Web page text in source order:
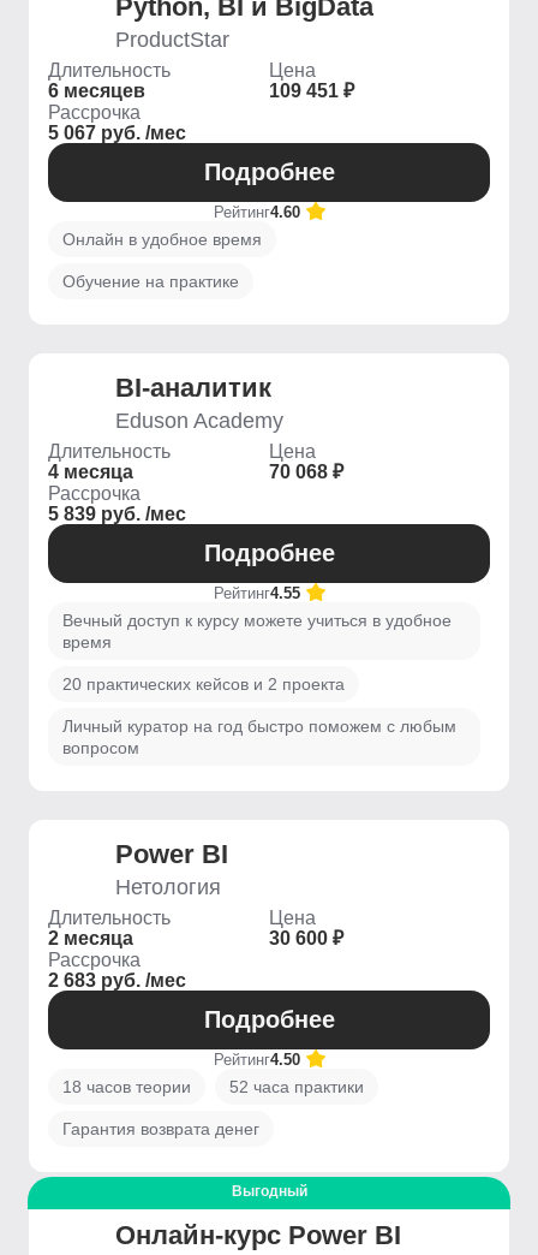
Python, BI и BigData
ProductStar
Длительность
6 месяцев
Цена
109 451 ₽
Рассрочка
5 067 руб. /мес
Подробнее
Рейтинг4.60
Онлайн в удобное время
Обучение на практике
BI-аналитик
Eduson Academy
Длительность
4 месяца
Цена
70 068 ₽
Рассрочка
5 839 руб. /мес
Подробнее
Рейтинг4.55
Вечный доступ к курсу можете учиться в удобное
время
20 практических кейсов и 2 проекта
Личный куратор на год быстро поможем с любым
вопросом
Power BI
Нетология
Длительность
2 месяца
Цена
30 600 ₽
Рассрочка
2 683 руб. /мес
Подробнее
Рейтинг4.50
18 часов теории 52 часа практики
Гарантия возврата денег
Выгодный
Онлайн-курс Power BI